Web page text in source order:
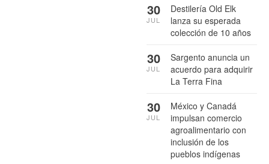
Destilería Old Elk
lanza su esperada
colección de 10 años
30
JUL
Sargento anuncia un
acuerdo para adquirir
La Terra Fina
30
JUL
México y Canadá
impulsan comercio
agroalimentario con
inclusión de los
pueblos indígenas
30
JUL